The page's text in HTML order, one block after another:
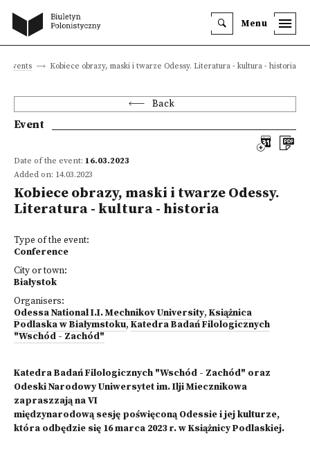
Menu
Events Kobiece obrazy, maski i twarze Odessy. Literatura - kultura - historia
Back
Event
Date of the event: 16.03.2023
Added on: 14.03.2023
Kobiece obrazy, maski i twarze Odessy.
Literatura - kultura - historia
Type of the event:
Conference
City or town:
Białystok
Organisers:
Odessa National I.I. Mechnikov University, Książnica
Podlaska w Białymstoku, Katedra Badań Filologicznych
"Wschód - Zachód"
Katedra Badań Filologicznych "Wschód - Zachód" oraz
Odeski Narodowy Uniwersytet im. Ilji Miecznikowa
zapraszzają na VI
międzynarodową sesję poświęconą Odessie i jej kulturze,
która odbędzie się 16 marca 2023 r. w Książnicy Podlaskiej.